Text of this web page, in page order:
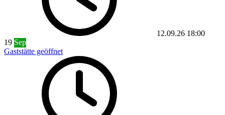
12.09.26 18:00
19 Sep
Gaststätte geöffnet